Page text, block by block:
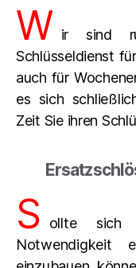
W ir sind
Schlüsseldienst
auch für
es sich
Zeit Sie ihren
S
ollte sich
Notwendigkeit